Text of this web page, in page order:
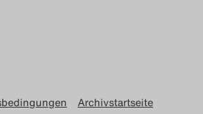
Archivstartseite